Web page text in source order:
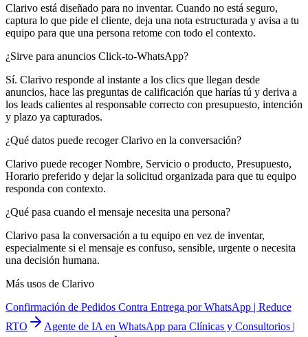
Clarivo está diseñado para no inventar. Cuando no está seguro,
captura lo que pide el cliente, deja una nota estructurada y avisa a tu
equipo para que una persona retome con todo el contexto.
¿Sirve para anuncios Click-to-WhatsApp?
Sí. Clarivo responde al instante a los clics que llegan desde
anuncios, hace las preguntas de calificación que harías tú y deriva a
los leads calientes al responsable correcto con presupuesto, intención
y plazo ya capturados.
¿Qué datos puede recoger Clarivo en la conversación?
Clarivo puede recoger Nombre, Servicio o producto, Presupuesto,
Horario preferido y dejar la solicitud organizada para que tu equipo
responda con contexto.
¿Qué pasa cuando el mensaje necesita una persona?
Clarivo pasa la conversación a tu equipo en vez de inventar,
especialmente si el mensaje es confuso, sensible, urgente o necesita
una decisión humana.
Más usos de Clarivo
Confirmación de Pedidos Contra Entrega por WhatsApp | Reduce
RTO
Agente de IA en WhatsApp para Clínicas y Consultorios |